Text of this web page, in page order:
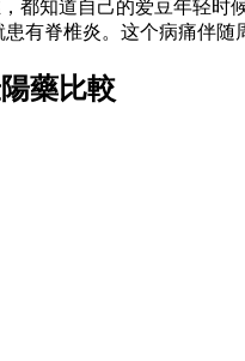
知道自己的爱豆年轻
有脊椎炎。这个病痛伴
藥比較